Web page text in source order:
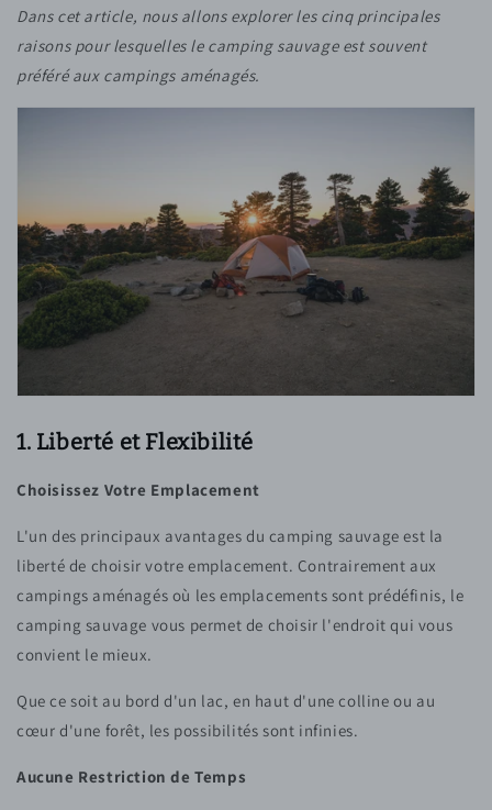
Dans cet article, nous allons explorer les cinq principales
raisons pour lesquelles le camping sauvage est souvent
préféré aux campings aménagés.
1. Liberté et Flexibilité
Choisissez Votre Emplacement
L'un des principaux avantages du camping sauvage est la
liberté de choisir votre emplacement. Contrairement aux
campings aménagés où les emplacements sont prédéfinis, le
camping sauvage vous permet de choisir l'endroit qui vous
convient le mieux.
Que ce soit au bord d'un lac, en haut d'une colline ou au
cœur d'une forêt, les possibilités sont infinies.
Aucune Restriction de Temps